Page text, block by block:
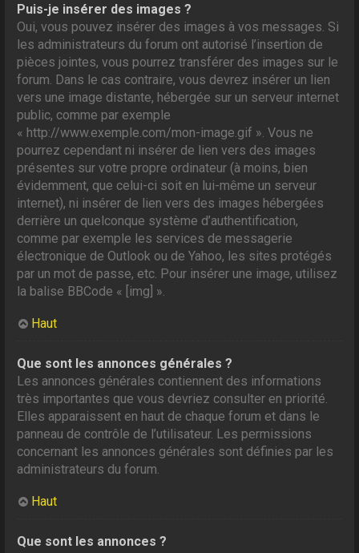
Puis-je insérer des images ?
Oui, vous pouvez insérer des images à vos messages. Si
les administrateurs du forum ont autorisé l’insertion de
pièces jointes, vous pourrez transférer des images sur le
forum. Dans le cas contraire, vous devrez insérer un lien
vers une image distante, hébergée sur un serveur internet
public, comme par exemple
« http://www.exemple.com/mon-image.gif ». Vous ne
pourrez cependant ni insérer de lien vers des images
présentes sur votre propre ordinateur (à moins, bien
évidemment, que celui-ci soit en lui-même un serveur
internet), ni insérer de lien vers des images hébergées
derrière un quelconque système d’authentification,
comme par exemple les services de messagerie
électronique de Outlook ou de Yahoo, les sites protégés
par un mot de passe, etc. Pour insérer une image, utilisez
la balise BBCode « [img] ».
Haut
Que sont les annonces générales ?
Les annonces générales contiennent des informations
très importantes que vous devriez consulter en priorité.
Elles apparaissent en haut de chaque forum et dans le
panneau de contrôle de l’utilisateur. Les permissions
concernant les annonces générales sont définies par les
administrateurs du forum.
Haut
Que sont les annonces ?